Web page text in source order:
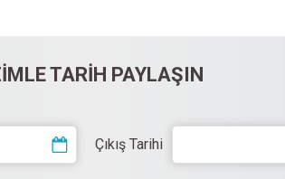
TARIH PAYLAŞIN
Çıkış Tarihi